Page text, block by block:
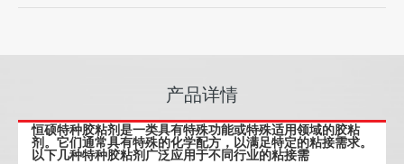
产品详情
恒硕特种胶粘剂是一类具有特殊功能或特殊适用领域的胶粘
剂。它们通常具有特殊的化学配方，以满足特定的粘接需求。
以下几种特种胶粘剂广泛应用于不同行业的粘接需